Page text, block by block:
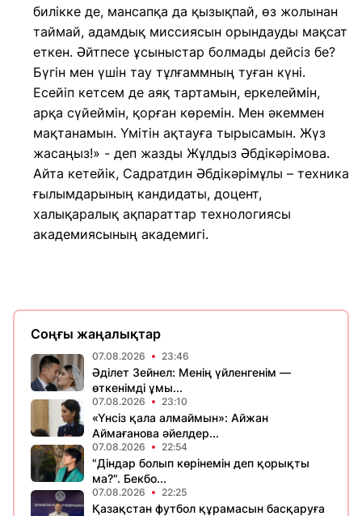
билікке де, мансапқа да қызықпай, өз жолынан
таймай, адамдық миссиясын орындауды мақсат
еткен. Әйтпесе ұсыныстар болмады дейсіз бе?
Бүгін мен үшін тау тұлғаммның туған күні.
Есейіп кетсем де аяқ тартамын, еркелеймін,
арқа сүйеймін, қорған көремін. Мен әкеммен
мақтанамын. Үмітін ақтауға тырысамын. Жүз
жасаңыз!» - деп жазды Жұлдыз Әбдікәрімова.
Айта кетейік, Садратдин Әбдікәрімұлы – техника
ғылымдарының кандидаты, доцент,
халықаралық ақпараттар технологиясы
академиясының академигі.
Соңғы жаңалықтар
07.08.2026 23:46
Әділет Зейнел: Менің үйленгенім —
өткенімді ұмы...
07.08.2026 23:10
«Үнсіз қала алмаймын»: Айжан
Аймағанова әйелдер...
07.08.2026 22:54
"Діндар болып көрінемін деп қорықты
ма?". Бекбо...
07.08.2026 22:25
Қазақстан футбол құрамасын басқаруға